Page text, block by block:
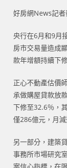
好房網News記
央行在6月和9月
房市交易量造成
款年增額持續下
正心不動產估價
承做購屋貸款放
下修至32.6％，
僅286億元，月減
另一部分，建築
事務所市場研究